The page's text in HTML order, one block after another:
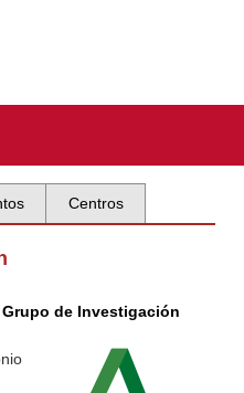
Centros
de Investigación